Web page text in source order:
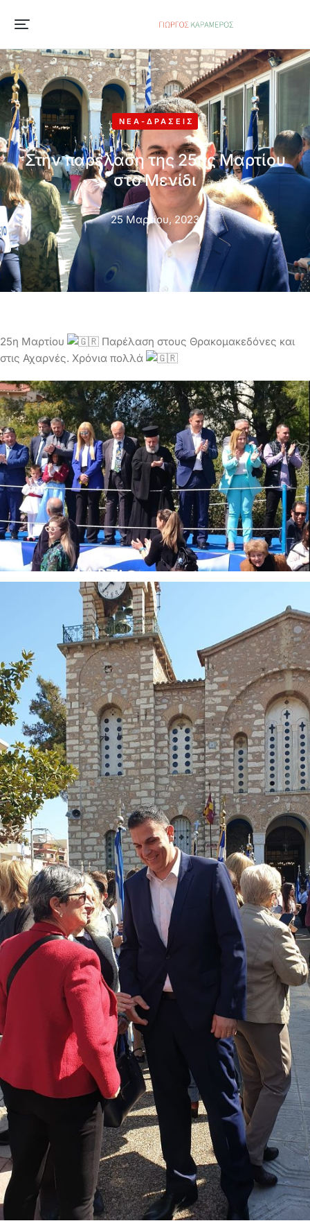
ΝΈΑ-ΔΡΆΣΕΙΣ
Στην παρέλαση της 25ης Μαρτίου
στο Μενίδι
25 Μαρτίου, 2023
25η Μαρτίου
Παρέλαση στους Θρακομακεδόνες και
στις Αχαρνές. Χρόνια πολλά